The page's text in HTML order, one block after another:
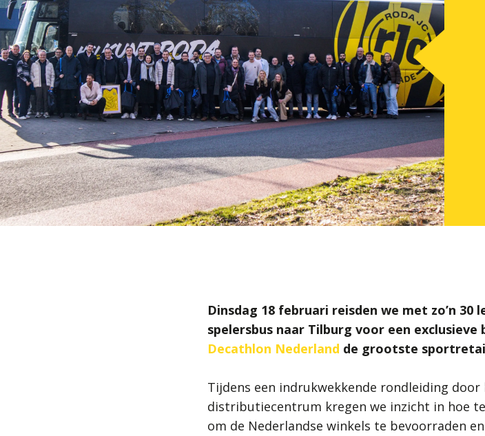
Dinsdag 18 februari reisden we met zo’n 30
spelersbus naar Tilburg voor een
Decathlon Nederland de grootste
Tijdens een indrukwekkende rondleiding
distributiecentrum kregen we inzicht in hoe
om de Nederlandse winkels te bevoorraden